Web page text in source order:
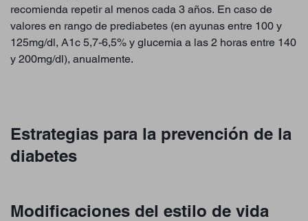
recomienda repetir al menos cada 3 años. En caso de
valores en rango de prediabetes (en ayunas entre 100 y
125mg/dl, A1c 5,7-6,5% y glucemia a las 2 horas entre 140
y 200mg/dl), anualmente.
Estrategias para la prevención de la
diabetes
Modificaciones del estilo de vida